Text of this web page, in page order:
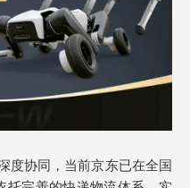
度协同，当前京东已在全国